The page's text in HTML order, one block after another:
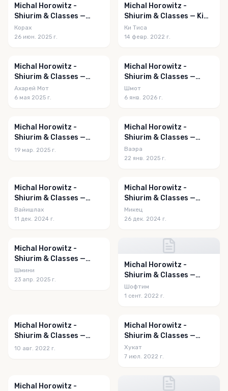
Michal Horowitz -
Shiurim & Classes —
Korach 5785
Корах
26 июн. 2025 г.
Michal Horowitz -
Shiurim & Classes — Ki
Sisa 5782
Ки Тиса
14 февр. 2022 г.
Michal Horowitz -
Shiurim & Classes —
Acharei Mos - Kedoshim
5785
Ахарей Мот
6 мая 2025 г.
Michal Horowitz -
Shiurim & Classes —
Shemos 5786
Шмот
6 янв. 2026 г.
Michal Horowitz -
Shiurim & Classes —
Vayak'hel 5785
19 мар. 2025 г.
Michal Horowitz -
Shiurim & Classes —
Va'eira 5785
Ваэра
22 янв. 2025 г.
Michal Horowitz -
Shiurim & Classes —
Vayishlach 5785
Вайишлах
11 дек. 2024 г.
Michal Horowitz -
Shiurim & Classes —
Mikeitz 5785
Микец
26 дек. 2024 г.
Michal Horowitz -
Shiurim & Classes —
Shemini 5785
Шмини
23 апр. 2025 г.
Michal Horowitz -
Shiurim & Classes —
Shoftim 5782
Шофтим
1 сент. 2022 г.
Michal Horowitz -
Shiurim & Classes —
Va'etchanan 5782
10 авг. 2022 г.
Michal Horowitz -
Shiurim & Classes —
Chukas 5782
Хукат
7 июл. 2022 г.
Michal Horowitz -